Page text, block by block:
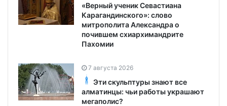
«Верный ученик Севастиана
Карагандинского»: слово
митрополита Александра о
почившем схиархимандрите
Пахомии
7 августа 2026
Эти скульптуры знают все
алматинцы: чьи работы украшают
мегаполис?